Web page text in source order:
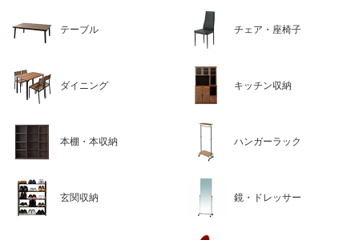
テーブル チェア・座椅子
ダイニング キッチン収納
本棚・本収納 ハンガーラック
玄関収納 鏡・ドレッサー